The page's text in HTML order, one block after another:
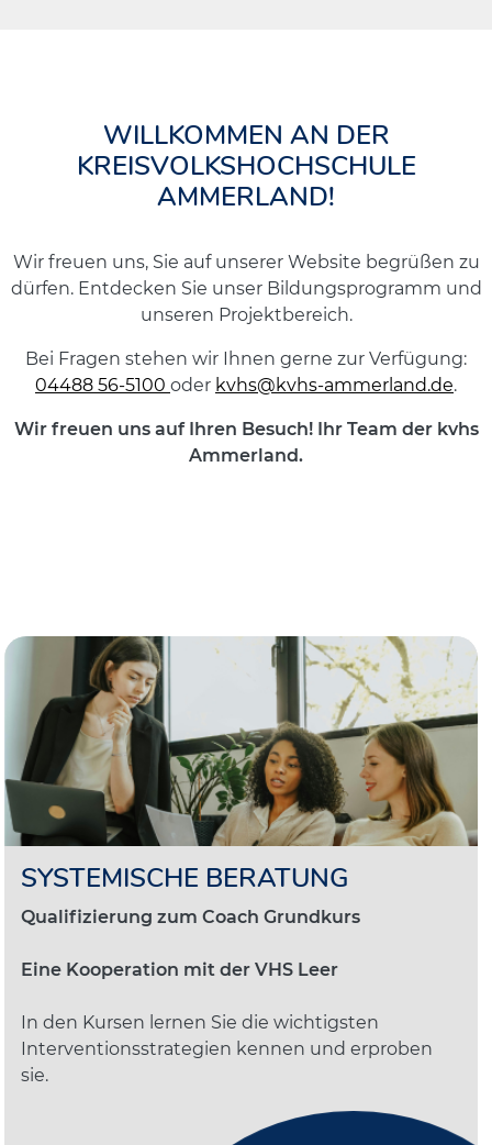
WILLKOMMEN AN DER
KREISVOLKSHOCHSCHULE
AMMERLAND!
Wir freuen uns, Sie auf unserer Website begrüßen zu
dürfen. Entdecken Sie unser Bildungsprogramm und
unseren Projektbereich.
Bei Fragen stehen wir Ihnen gerne zur Verfügung:
04488 56-5100 oder kvhs@kvhs-ammerland.de.
Wir freuen uns auf Ihren Besuch! Ihr Team der kvhs
Ammerland.
SYSTEMISCHE BERATUNG
Qualifizierung zum Coach Grundkurs
Eine Kooperation mit der VHS Leer
In den Kursen lernen Sie die wichtigsten
Interventionsstrategien kennen und erproben
sie.